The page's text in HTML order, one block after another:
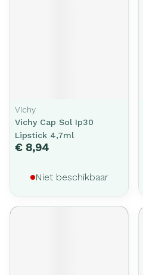
Vichy
Vichy Cap Sol Ip30
Lipstick 4,7ml
€ 8,94
Niet beschikbaar